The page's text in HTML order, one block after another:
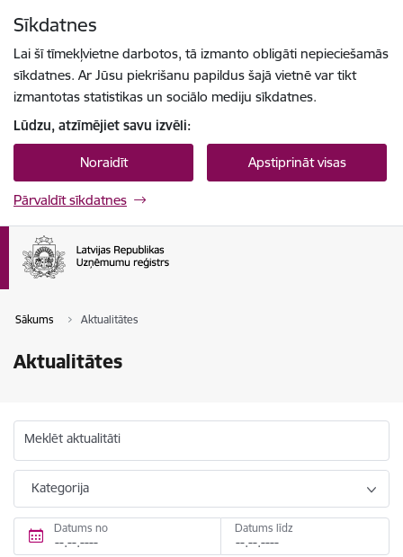
Sīkdatnes
Lai šī tīmekļvietne darbotos, tā izmanto obligāti nepieciešamās
sīkdatnes. Ar Jūsu piekrišanu papildus šajā vietnē var tikt
izmantotas statistikas un sociālo mediju sīkdatnes.
Lūdzu, atzīmējiet savu izvēli:
Noraidīt Apstiprināt visas
Pārvaldīt sīkdatnes
Sākums Aktualitātes
Aktualitātes
Meklēt aktualitāti
Kategorija
Datums no Datums līdz